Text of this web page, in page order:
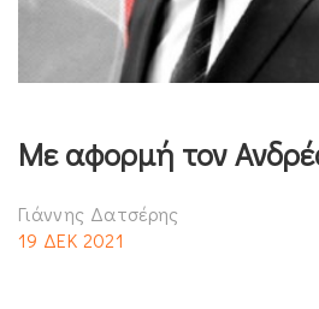
Με αφορμή τον
Γιάννης Δατσέρης
19 ΔΕΚ 2021